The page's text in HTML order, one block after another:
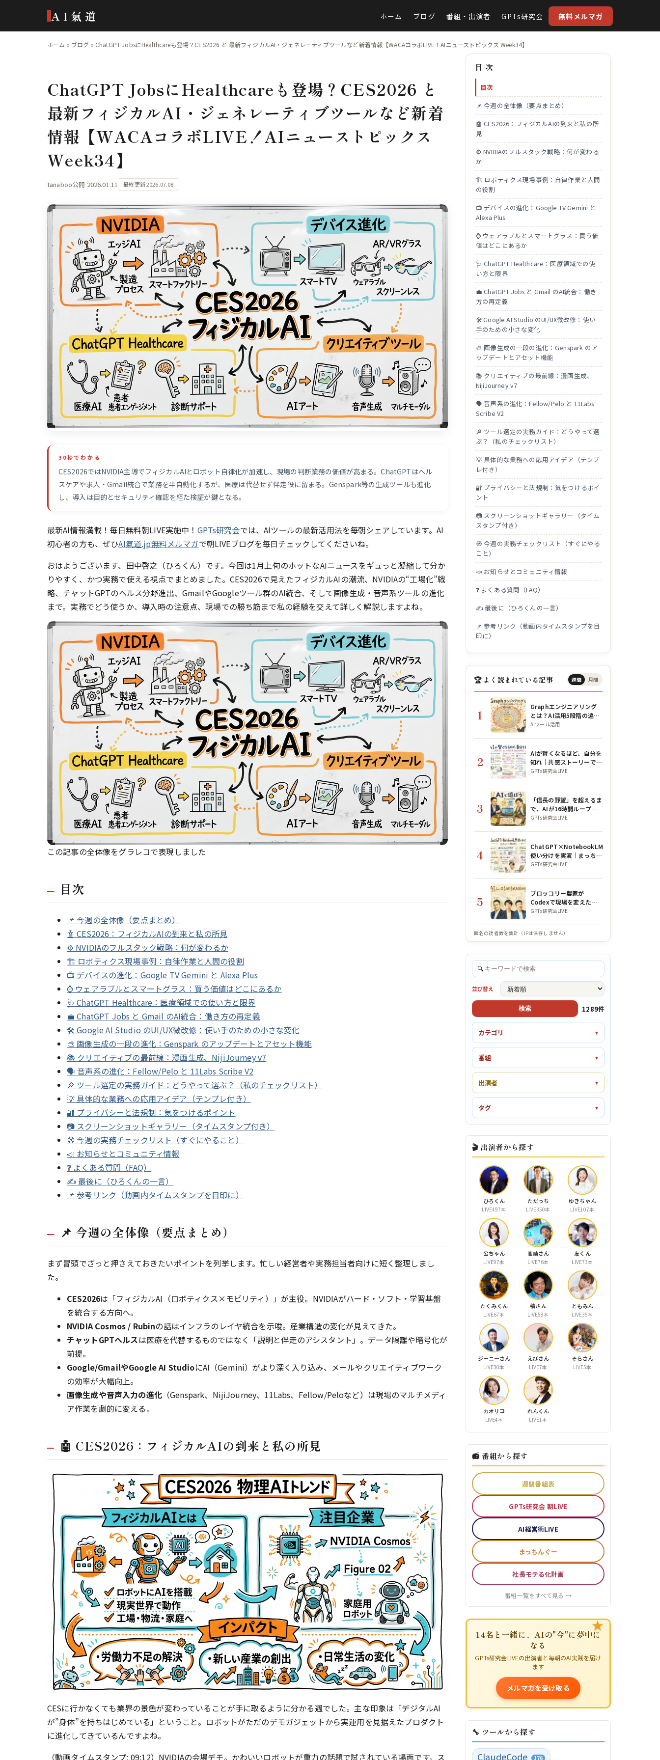
AI氣道 ホーム ブログ 番組・出演者 GPTs研究会 無料メルマガ
ホーム » ブログ » ChatGPT JobsにHealthcareも登場？CES2026 と 最新フィジカルAI・ジェネレーティブツールなど新着情報【WACAコラボLIVE！AIニューストピックス Week34】
ChatGPT JobsにHealthcareも登場？CES2026 と
最新フィジカルAI・ジェネレーティブツールなど新着
情報【WACAコラボLIVE！AIニューストピックス
Week34】
tanaboo公開 2026.01.11 最終更新 2026.07.08
30秒でわかる
CES2026ではNVIDIA主導でフィジカルAIとロボット自律化が加速し、現場の判断業務の価値が高まる。ChatGPTはヘル
スケアや求人・Gmail統合で業務を半自動化するが、医療は代替せず伴走役に留まる。Genspark等の生成ツールも進化
し、導入は目的とセキュリティ確認を経た検証が鍵となる。
最新AI情報満載！毎日無料朝LIVE実施中！ GPTs研究会では、AIツールの最新活用法を毎朝シェアしています。AI
初心者の方も、ぜひAI氣道.jp無料メルマガで朝LIVEブログを毎日チェックしてくださいね。
おはようございます、田中啓之（ひろくん）です。今回は1月上旬のホットなAIニュースをギュっと凝縮して分か
りやすく、かつ実務で使える視点でまとめました。CES2026で見えたフィジカルAIの潮流、NVIDIAの“工場化”戦
略、チャットGPTのヘルス分野進出、GmailやGoogleツール群のAI統合、そして画像生成・音声系ツールの進化
まで。実務でどう使うか、導入時の注意点、現場での勝ち筋まで私の経験を交えて詳しく解説しますよね。
この記事の全体像をグラレコで表現しました
目次
📌 今週の全体像（要点まとめ）
🤖 CES2026：フィジカルAIの到来と私の所見
⚙️ NVIDIAのフルスタック戦略：何が変わるか
🏗 ロボティクス現場事例：自律作業と人間の役割
📺 デバイスの進化：Google TV Gemini と Alexa Plus
⌚ ウェアラブルとスマートグラス：買う価値はどこにあるか
🩺 ChatGPT Healthcare：医療領域での使い方と限界
💼 ChatGPT Jobs と Gmail のAI統合：働き方の再定義
🛠 Google AI Studio のUI/UX微改修：使い手のための小さな変化
🎨 画像生成の一段の進化：Genspark のアップデートとアセット機能
📚 クリエイティブの最前線：漫画生成、NijiJourney v7
🗣 音声系の進化：Fellow/Pelo と 11Labs Scribe V2
🔎 ツール選定の実務ガイド：どうやって選ぶ？（私のチェックリスト）
💡 具体的な業務への応用アイデア（テンプレ付き）
🔐 プライバシーと法規制：気をつけるポイント
📷 スクリーンショットギャラリー（タイムスタンプ付き）
🧭 今週の実務チェックリスト（すぐにやること）
📣 お知らせとコミュニティ情報
❓ よくある質問（FAQ）
✍️ 最後に（ひろくんの一言）
📌 参考リンク（動画内タイムスタンプを目印に）
📌 今週の全体像（要点まとめ）
まず冒頭でざっと押さえておきたいポイントを列挙します。忙しい経営者や実務担当者向けに短く整理しまし
た。
CES2026は「フィジカルAI（ロボティクス×モビリティ）」が主役。NVIDIAがハード・ソフト・学習基盤
を統合する方向へ。
NVIDIA Cosmos / Rubinの話はインフラのレイヤ統合を示唆。産業構造の変化が見えてきた。
チャットGPTヘルスは医療を代替するものではなく「説明と伴走のアシスタント」。データ隔離や暗号化が
前提。
Google/GmailやGoogle AI StudioにAI（Gemini）がより深く入り込み、メールやクリエイティブワーク
の効率が大幅向上。
画像生成や音声入力の進化（Genspark、NijiJourney、11Labs、Fellow/Peloなど）は現場のマルチメディ
ア作業を劇的に変える。
🤖 CES2026：フィジカルAIの到来と私の所見
CESに行かなくても業界の景色が変わっていることが手に取るように分かる週でした。主な印象は「デジタルAI
が”身体”を持ちはじめている」ということ。ロボットがただのデモガジェットから実運用を見据えたプロダクト
に進化してきているんですよね。
（動画タイムスタンプ: 09:12）NVIDIAの会場デモ。かわいいロボットが重力の話題で試されている場面です。ス
目 次
目次
📌 今週の全体像（要点まとめ）
🤖 CES2026：フィジカルAIの到来と私の所
見
⚙️ NVIDIAのフルスタック戦略：何が変わる
か
🏗 ロボティクス現場事例：自律作業と人間
の役割
📺 デバイスの進化：Google TV Gemini と
Alexa Plus
⌚ ウェアラブルとスマートグラス：買う価
値はどこにあるか
🩺 ChatGPT Healthcare：医療領域での使
い方と限界
💼 ChatGPT Jobs と Gmail のAI統合：働き
方の再定義
🛠 Google AI Studio のUI/UX微改修：使い
手のための小さな変化
🎨 画像生成の一段の進化：Genspark のア
ップデートとアセット機能
📚 クリエイティブの最前線：漫画生成、
NijiJourney v7
🗣 音声系の進化：Fellow/Pelo と 11Labs
Scribe V2
🔎 ツール選定の実務ガイド：どうやって選
ぶ？（私のチェックリスト）
💡 具体的な業務への応用アイデア（テンプ
レ付き）
🔐 プライバシーと法規制：気をつけるポイ
ント
📷 スクリーンショットギャラリー（タイム
スタンプ付き）
🧭 今週の実務チェックリスト（すぐにやる
こと）
📣 お知らせとコミュニティ情報
❓ よくある質問（FAQ）
✍️ 最後に（ひろくんの一言）
📌 参考リンク（動画内タイムスタンプを目
印に）
🏆 よく読まれている記事 週間 月間
1
Graphエンジニアリング
とは？AI活用5段階の違い
と構造を初心者向けに解説
AIツール活用
2
AIが賢くなるほど、自分を
知れ｜共感ストーリーで魂
を宿すAI活用術【公ちゃん
GPTs研究会LIVE
3
「信長の野望」を超えるま
で、AIが16時間ループを
回し続けた｜月曜朝の
GPTs研究会LIVE
4
ChatGPT×NotebookLM
使い分けを実演｜まっちん
ぐー朝LIVE
GPTs研究会LIVE
5
ブロッコリー農家が
Codexで現場を変えた話
｜GPTs研究会×WACAコ
GPTs研究会LIVE
匿名の読者数を集計（IPは保存しません）
🔍
並び替え
検索 1289件
カテゴリ
番組
出演者
タグ
🎬 出演者から探す
ひろくん
LIVE497本
ただっち
LIVE350本
ゆきちゃん
LIVE107本
公ちゃん
LIVE97本
高崎さん
LIVE76本
友くん
LIVE73本
たくみくん
LIVE67本
積さん
LIVE58本
ともみん
LIVE35本
ジーニーさん
LIVE30本
えびさん
LIVE7本
そらさん
LIVE5本
カオリコ
LIVE4本
れんくん
LIVE1本
📻 番組から探す
週間番組表
GPTs研究会 朝LIVE
AI経営術LIVE
まっちんぐー
社長モテる化計画
番組一覧をすべて見る →
★
14名と一緒に、AIの"今"に夢中に
なる
GPTs研究会LIVEの出演者と毎朝のAI実践を届け
ます
メルマガを受け取る
🔧 ツールから探す
ClaudeCode 176